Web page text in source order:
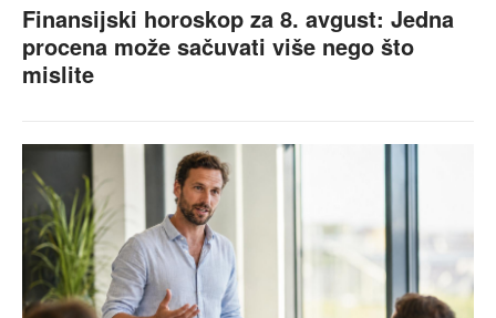
Finansijski horoskop za 8. avgust: Jedna
procena može sačuvati više nego što
mislite